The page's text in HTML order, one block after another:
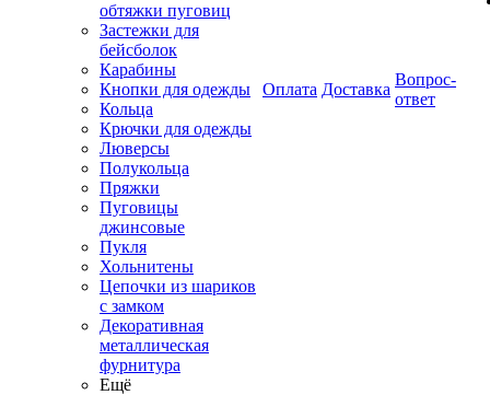
обтяжки пуговиц
Застежки для
бейсболок
Карабины
Кнопки для одежды
Кольца
Крючки для одежды
Люверсы
Полукольца
Пряжки
Пуговицы
джинсовые
Пукля
Хольнитены
Цепочки из шариков
с замком
Декоративная
металлическая
фурнитура
Ещё
Оплата Доставка
Вопрос-
ответ